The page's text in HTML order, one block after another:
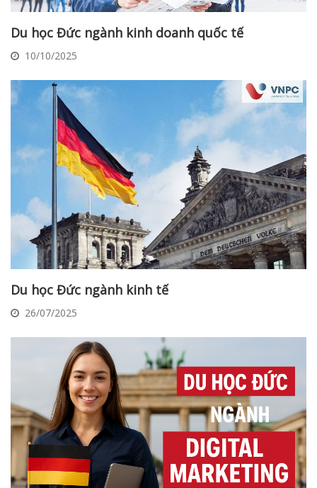
Du học Đức ngành kinh doanh quốc tế
10/10/2025
Du học Đức ngành kinh tế
26/07/2025